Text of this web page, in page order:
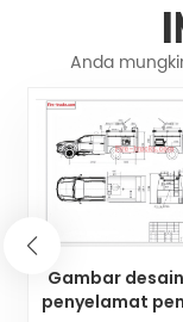
Anda
Gambar
penyelamat